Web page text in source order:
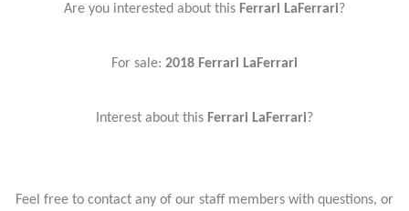
Are you interested about this Ferrari LaFerrari?
For sale: 2018 Ferrari LaFerrari
Interest about this Ferrari LaFerrari?
Feel free to contact any of our staff members with questions, or